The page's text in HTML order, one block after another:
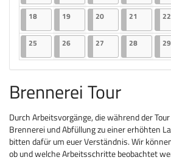
1818.11.2024
2 Veranstaltungen
1919.11.2024
2 Veranstaltungen
2020.11.2024
2 Veranstaltungen
21 21.11.2024
2 22
25 25.11.2024
2 Veranstaltungen
2626.11.2024
2 Veranstaltungen
27 27.11.2024
2 Veranstaltungen
2828.11.2024
2 29
Brennerei Tour
Durch Arbeitsvorgänge, die während der
Brennerei und Abfüllung zu einer erhöhten
bitten dafür um euer Verständnis. Wir
ob und welche Arbeitsschritte beobachtet